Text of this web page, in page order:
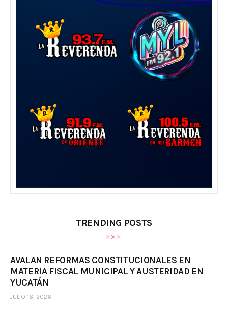
TRENDING POSTS
AVALAN REFORMAS CONSTITUCIONALES EN
MATERIA FISCAL MUNICIPAL Y AUSTERIDAD EN
YUCATÁN
JULIO 16, 2026